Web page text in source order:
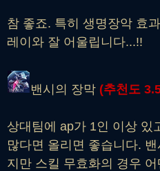
참 좋죠. 특히 생명장악 효
레이와 잘 어울립니다...!!
밴시의 장막 (추천도 3
상대팀에 ap가 1인 이상 있
많다면 올리면 좋습니다.
지만 스킬 무효화의 경우